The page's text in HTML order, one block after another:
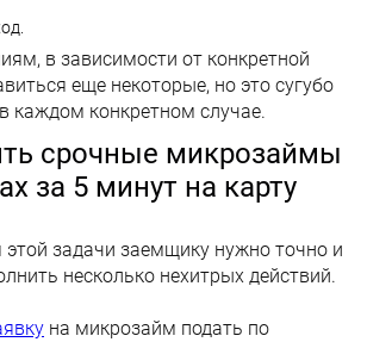
в зависимости от конкретной
еще некоторые, но это сугубо
каждом конкретном случае.
срочные микрозаймы
за 5 минут на карту
задачи заемщику нужно точно и
несколько нехитрых действий.
на микрозайм подать по